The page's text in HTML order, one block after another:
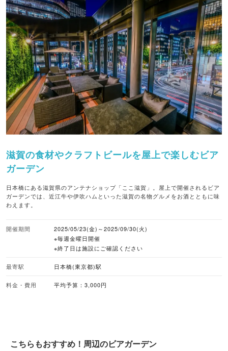
滋賀の食材やクラフトビールを屋上で楽しむビア
ガーデン
日本橋にある滋賀県のアンテナショップ「ここ滋賀」。屋上で開催されるビア
ガーデンでは、近江牛や伊吹ハムといった滋賀の名物グルメをお酒とともに味
わえます。
開催期間
2025/05/23(金)～2025/09/30(火)
※毎週金曜日開催
※終了日は施設にご確認ください
最寄駅 日本橋(東京都)駅
料金・費用 平均予算：3,000円
こちらもおすすめ！周辺のビアガーデン